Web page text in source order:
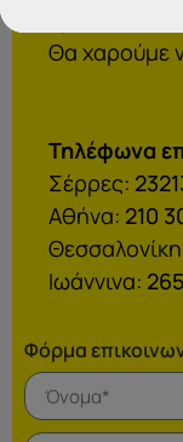
Θα χαρούμε
Τηλέφωνα
Σέρρες:
Αθήνα: 210
Ιωάννινα:
Φόρμα